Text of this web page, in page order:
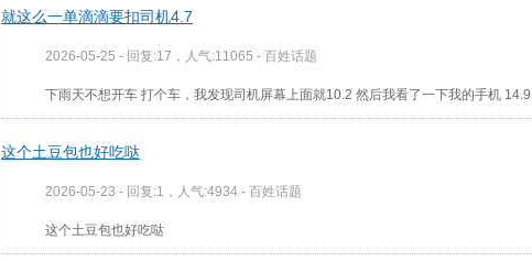
就这么一单滴滴要扣司机4.7
2026-05-25 - 回复:17，人气:11065 - 百姓话题
下雨天不想开车 打个车，我发现司机屏幕上面就10.2 然后我看了一下我的手机
这个土豆包也好吃哒
2026-05-23 - 回复:1，人气:4934 - 百姓话题
这个土豆包也好吃哒